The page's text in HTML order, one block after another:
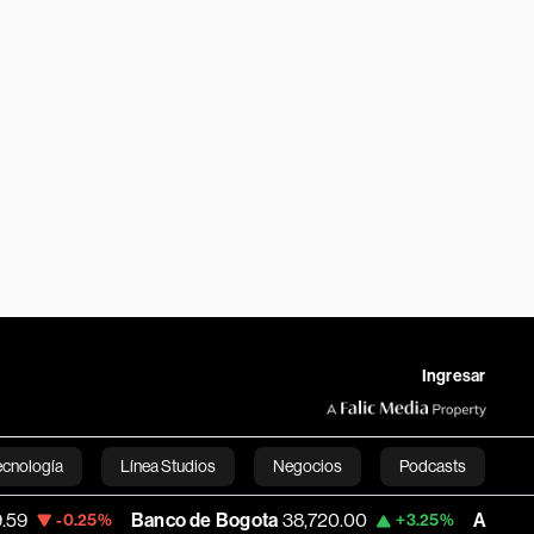
Ingresar
Línea Studios Negocios Podcasts
English
Banco de Bogota 38,720.00 +3.25% Apple 308.63